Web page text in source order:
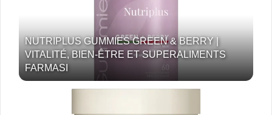
NUTRIPLUS GUMMIES GREEN & BERRY |
VITALITÉ, BIEN-ÊTRE ET SUPERALIMENTS
FARMASI